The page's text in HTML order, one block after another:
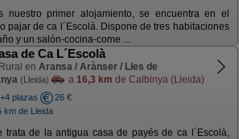
nuestro primer alojamiento, se encuentra en el
pajar de ca l´Escolà. Dispone de tres habitaciones
y un salón-cocina-come ...
de Ca L´Escolà
en Aransa / Arànser / Lles de
(Lleida) a 16,3 km de Calbinya (Lleida)
plazas
26 €
km de Lleida
trata de la antigua casa de payés de ca l´Escolà,